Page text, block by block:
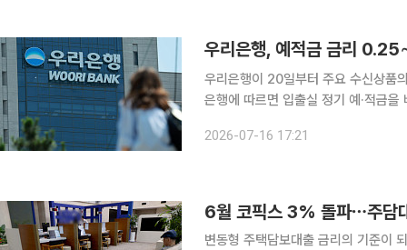
우리은행, 예적금 금리
우리은행이 20일부터 주요 수신상품의
은행에 따르면 입출실 정기 예·적금
상 2년 미만 기준 금리가 기존 연
2026-07-16 17:21
6월 코픽스 3% 돌파⋯주담
변동형 주택담보대출 금리의 기준이